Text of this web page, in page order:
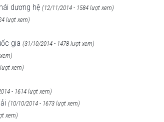
dương hệ (12/11/2014 - 1584 lượt xem)
lượt xem)
gia (31/10/2014 - 1478 lượt xem)
xem)
- 1614 lượt xem)
(10/10/2014 - 1673 lượt xem)
xem)